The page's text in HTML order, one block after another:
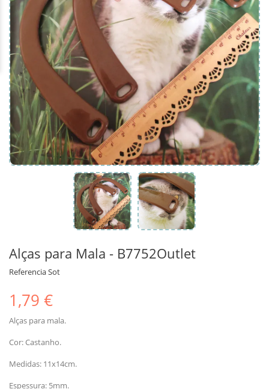
Alças para Mala - B7752Outlet
ReferenciaSot
1,79 €
Alças para mala.
Cor: Castanho.
Medidas: 11x14cm.
Espessura: 5mm.